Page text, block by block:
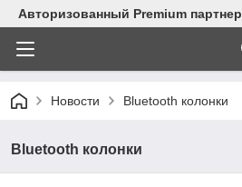
Авторизованный Premium партнер
Новости Bluetooth колонки
Bluetooth колонки